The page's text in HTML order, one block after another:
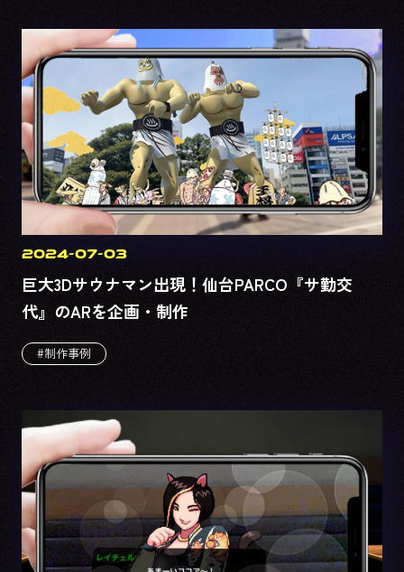
2024-07-03
巨大3Dサウナマン出現！仙台PARCO『サ勤交
代』のARを企画・制作
#制作事例